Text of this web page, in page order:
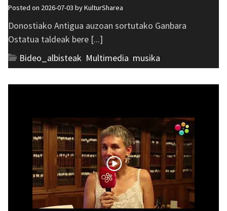
Posted on 2026-07-03 byKulturSharea
Donostiako Antigua auzoan sortutako Ganbara
Ostatua taldeak bere [...]
Bideo_albisteak Multimedia musika